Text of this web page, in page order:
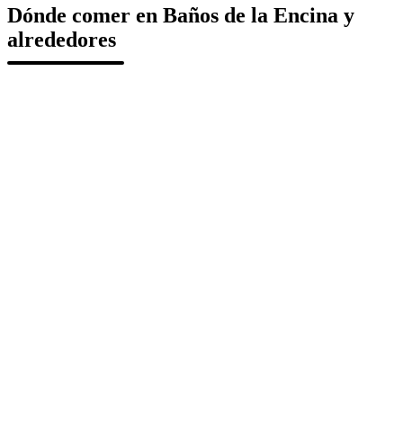
Dónde comer en Baños de la Encina y
alrededores